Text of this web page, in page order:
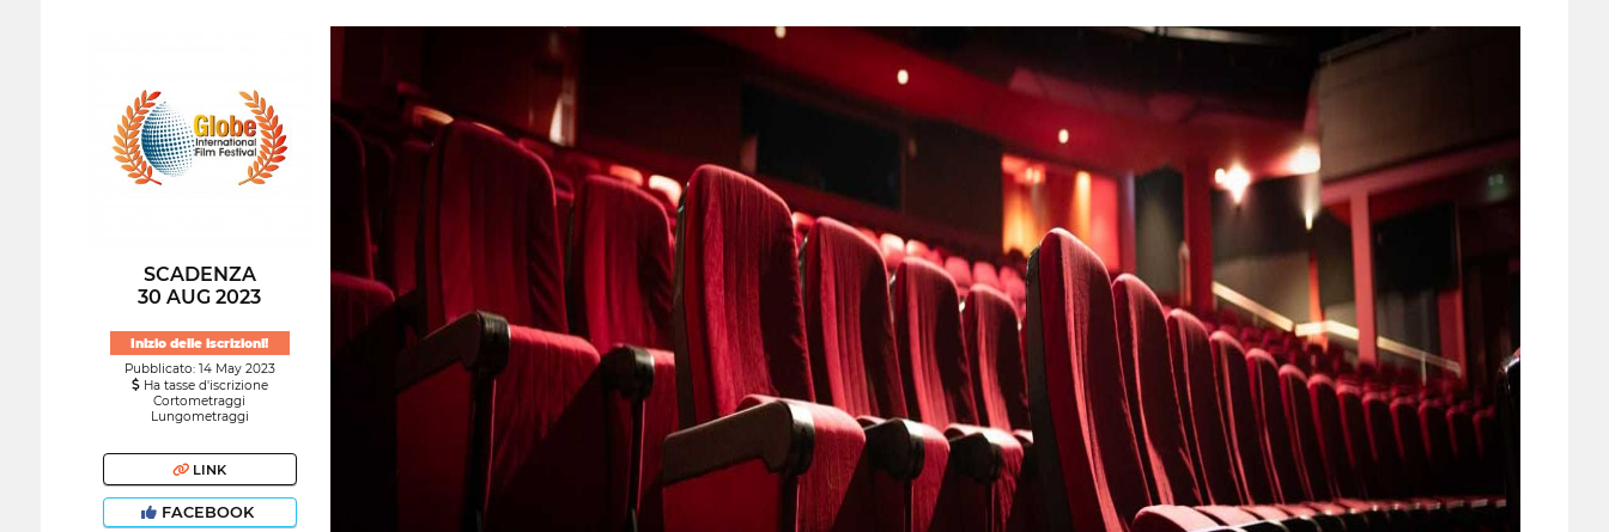
SCADENZA
30 AUG 2023
Inizio delle iscrizioni!
Pubblicato: 14 May 2023
Ha tasse d'iscrizione
Cortometraggi
Lungometraggi
LINK
FACEBOOK